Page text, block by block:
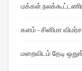
மக்கள்
களம் - சினிமா
மறைவிடம் தேடி